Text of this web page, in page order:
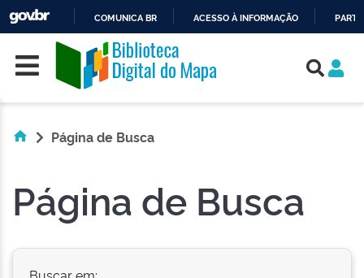
O
CONTEÚDO
COMUNICA BR ACESSO À INFORMAÇÃO
Skip navigation
Página de Busca
Página de Busca